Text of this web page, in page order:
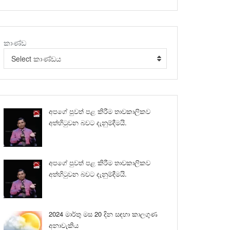
කාණ්ඩ
Select කාණ්ඩය
අපගේ පුවත් පළ කිරීම තාවකාලිකව
අත්හිටුවන බවට දැනුම්දීමයි.
අපගේ පුවත් පළ කිරීම තාවකාලිකව
අත්හිටුවන බවට දැනුම්දීමයි.
2024 මාර්තු මස 20 දින සඳහා කාලගුණ
අනාවැකිය